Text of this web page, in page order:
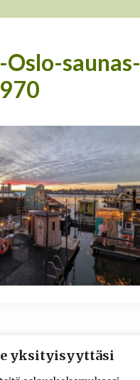
yksityisyyttäsi
saunas-
A. Liikkanen